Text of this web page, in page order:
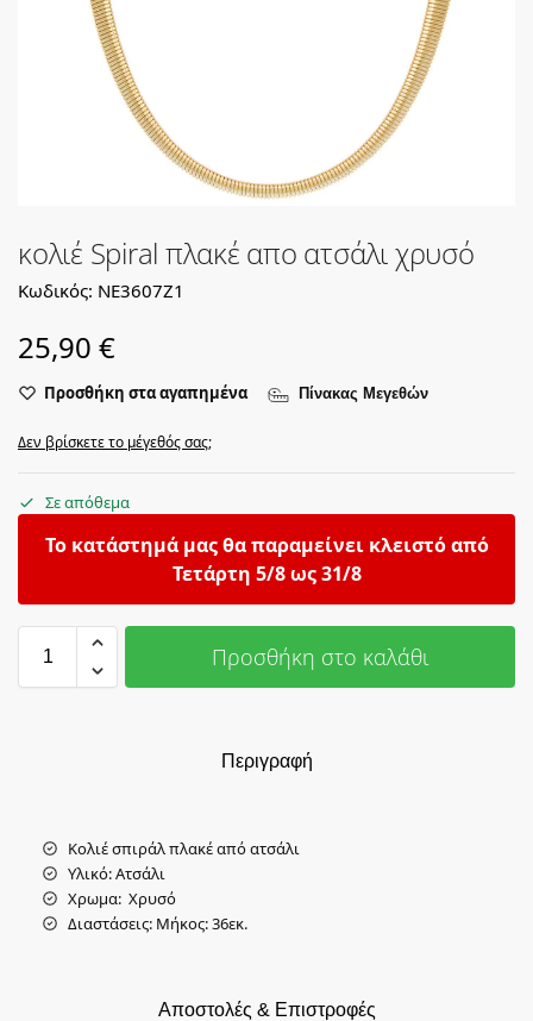
κολιέ Spiral πλακέ απο ατσάλι χρυσό
Κωδικός: NE3607Z1
25,90 €
Προσθήκη στα αγαπημένα Πίνακας Μεγεθών
Δεν βρίσκετε το μέγεθός σας;
Σε απόθεμα
Το κατάστημά μας θα παραμείνει κλειστό από
Τετάρτη 5/8 ως 31/8
Προσθήκη στο καλάθι
Περιγραφή
Αποστολές & Επιστροφές
Kολιέ σπιράλ πλακέ από ατσάλι
Υλικό: Aτσάλι
Χρωμα: Xρυσό
Διαστάσεις: Mήκος: 36εκ.